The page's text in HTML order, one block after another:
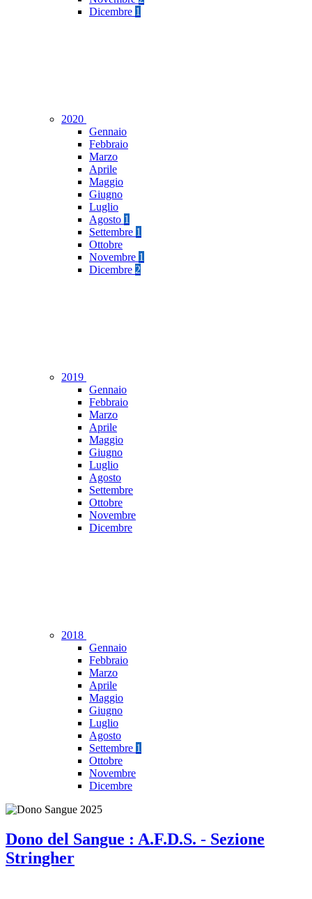
Dicembre 1
2020
Gennaio
Febbraio
Marzo
Aprile
Maggio
Giugno
Luglio
Agosto 1
Settembre 1
Ottobre
Novembre 1
Dicembre 2
2019
Gennaio
Febbraio
Marzo
Aprile
Maggio
Giugno
Luglio
Agosto
Settembre
Ottobre
Novembre
Dicembre
2018
Gennaio
Febbraio
Marzo
Aprile
Maggio
Giugno
Luglio
Agosto
Settembre 1
Ottobre
Novembre
Dicembre
Dono del Sangue : A.F.D.S. - Sezione
Stringher